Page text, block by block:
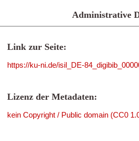
Administrative
Link zur Seite:
https://ku-ni.de/isil_DE-
Lizenz der Metadaten:
kein Copyright / Public domain (CC0